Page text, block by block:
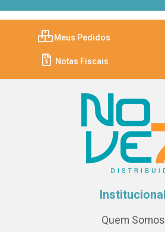
Meus Pedidos
Notas Fiscais
Institucional
Quem Somos